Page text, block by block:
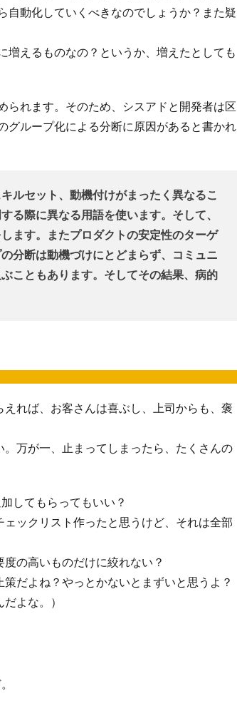
自動化していくべきなのでしょうか？また疑
増えるものなの？というか、増えたとしても
られます。そのため、シスアドと開発者は区
グループ化による分断に原因があると書かれ
ルセット、動機付けがまったく異なるこ
る際に異なる用語を使います。そして、
ます。またプロダクトの安定性のターゲ
分断は動機づけにとどまらず、コミュニ
こともあります。そしてその結果、病的
れば、お客さんは喜ぶし、上司からも、褒
万が一、止まってしまったら、たくさんの
してもらってもいい？
ックリスト作ったと思うけど、それは全部
の高いものだけに絞れない？
だよね？やっとかないとまずいと思うよ？
よな。）